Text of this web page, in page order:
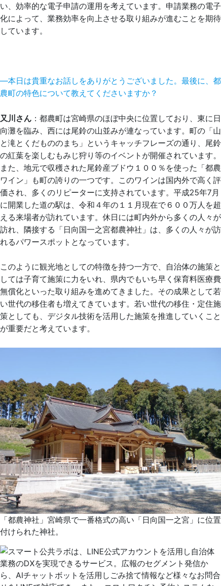
い、効率的な電子申請の運用を考えています。申請業務の電子
化によって、業務効率を向上させる取り組みが進むことを期待
しています。
―本日は貴重なお話しをありがとうございました。最後に、都
農町の特色について教えてくださいますか？
又川さん ：都農町は宮崎県のほぼ中央に位置しており、東に日
向灘を臨み、西には尾鈴の山並みが連なっています。町の「山
と滝とくだもののまち」というキャッチフレーズの通り、尾鈴
の紅葉を楽しむもみじ狩り等のイベントが開催されています。
また、地元で収穫された尾鈴産ブドウ１００％を使った「都農
ワイン」も町の誇りの一つです。このワインは国内外で高く評
価され、多くのリピーターに支持されています。平成25年7月
に開業した道の駅は、令和４年の１１月現在で６００万人を超
える来場者が訪れています。休日には町内外から多くの人々が
訪れ、隣接する「日向国一之宮都農神社」は、多くの人々が訪
れるパワースポットとなっています。
このように観光地としての特徴を持つ一方で、自治体の施策と
しては子育て施策に力をいれ、県内でもいち早く保育料医療費
無償化といった取り組みを進めてきました。その成果として若
い世代の移住者も増えてきています。若い世代の移住・定住施
策としても、デジタル技術を活用した施策を推進していくこと
が重要だと考えています。
「都農神社」宮崎県で一番格式の高い「日向国一之宮」に位置
付けられた神社。